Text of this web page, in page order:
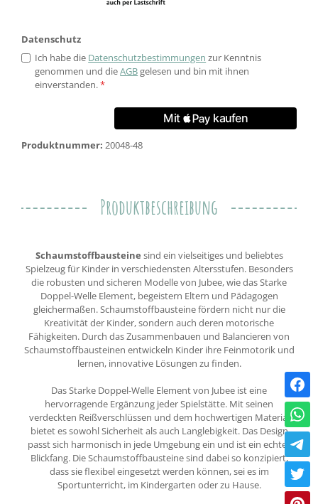
Datenschutz
Ich habe die Datenschutzbestimmungen zur Kenntnis
genommen und dieAGBgelesen und bin mit ihnen
einverstanden.*
Produktnummer: 20048-48
Produktbeschreibung
Schaumstoffbausteine sind ein vielseitiges und beliebtes
Spielzeug für Kinder in verschiedensten Altersstufen. Besonders
die robusten und sicheren Modelle von Jubee, wie das Starke
Doppel-Welle Element, begeistern Eltern und Pädagogen
gleichermaßen. Schaumstoffbausteine fördern nicht nur die
Kreativität der Kinder, sondern auch deren motorische
Fähigkeiten. Durch das Zusammenbauen und Balancieren von
Schaumstoffbausteinen entwickeln Kinder ihre Feinmotorik und
lernen, innovative Lösungen zu finden.
Das Starke Doppel-Welle Element von Jubee ist eine
hervorragende Ergänzung jeder Spielstätte. Mit seinen
verdeckten Reißverschlüssen und dem hochwertigen Material
bietet es sowohl Sicherheit als auch Langlebigkeit. Das Design
passt sich harmonisch in jede Umgebung ein und ist ein echter
Blickfang. Die Schaumstoffbausteine sind dabei so konzipiert,
dass sie flexibel eingesetzt werden können, sei es im
Sportunterricht, im Kindergarten oder zu Hause.